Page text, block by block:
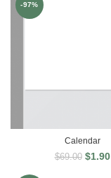
-97%
Calendar
$69.00 $1.90